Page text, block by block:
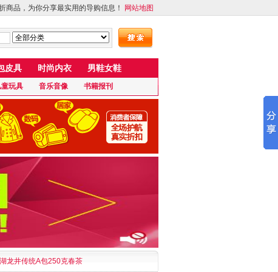
商品，为你分享最实用的导购信息！ 网站地图
皮具 时尚内衣 男鞋女鞋
童玩具 音乐音像 书籍报刊
龙井传统A包250克春茶